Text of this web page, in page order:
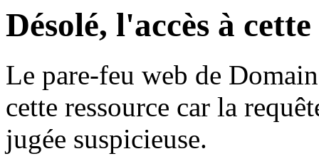
Désolé, l'accès à
Le pare-feu web de
cette ressource car la
jugée suspicieuse.